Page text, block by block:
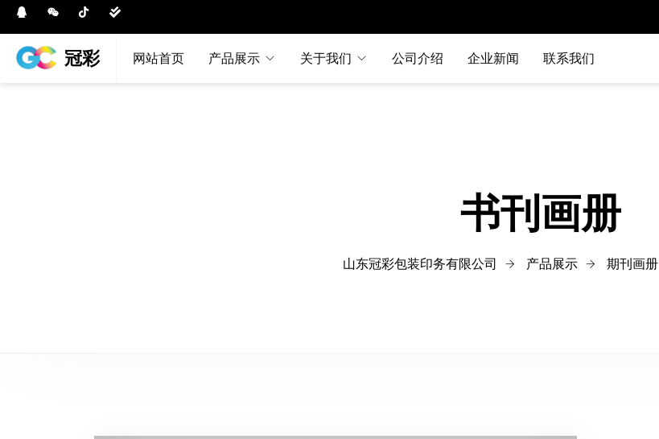
冠彩 网站首页 产品展示 关于我们 公司介绍 企业新闻 联系我们
书刊画册
山东冠彩包装印务有限公司 产品展示 期刊画册